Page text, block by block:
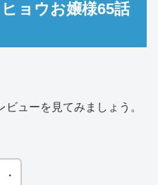
ョウお嬢様65話
ューを見てみましょう。